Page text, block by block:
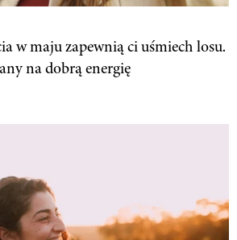
w maju zapewnią ci uśmiech losu.
na dobrą energię